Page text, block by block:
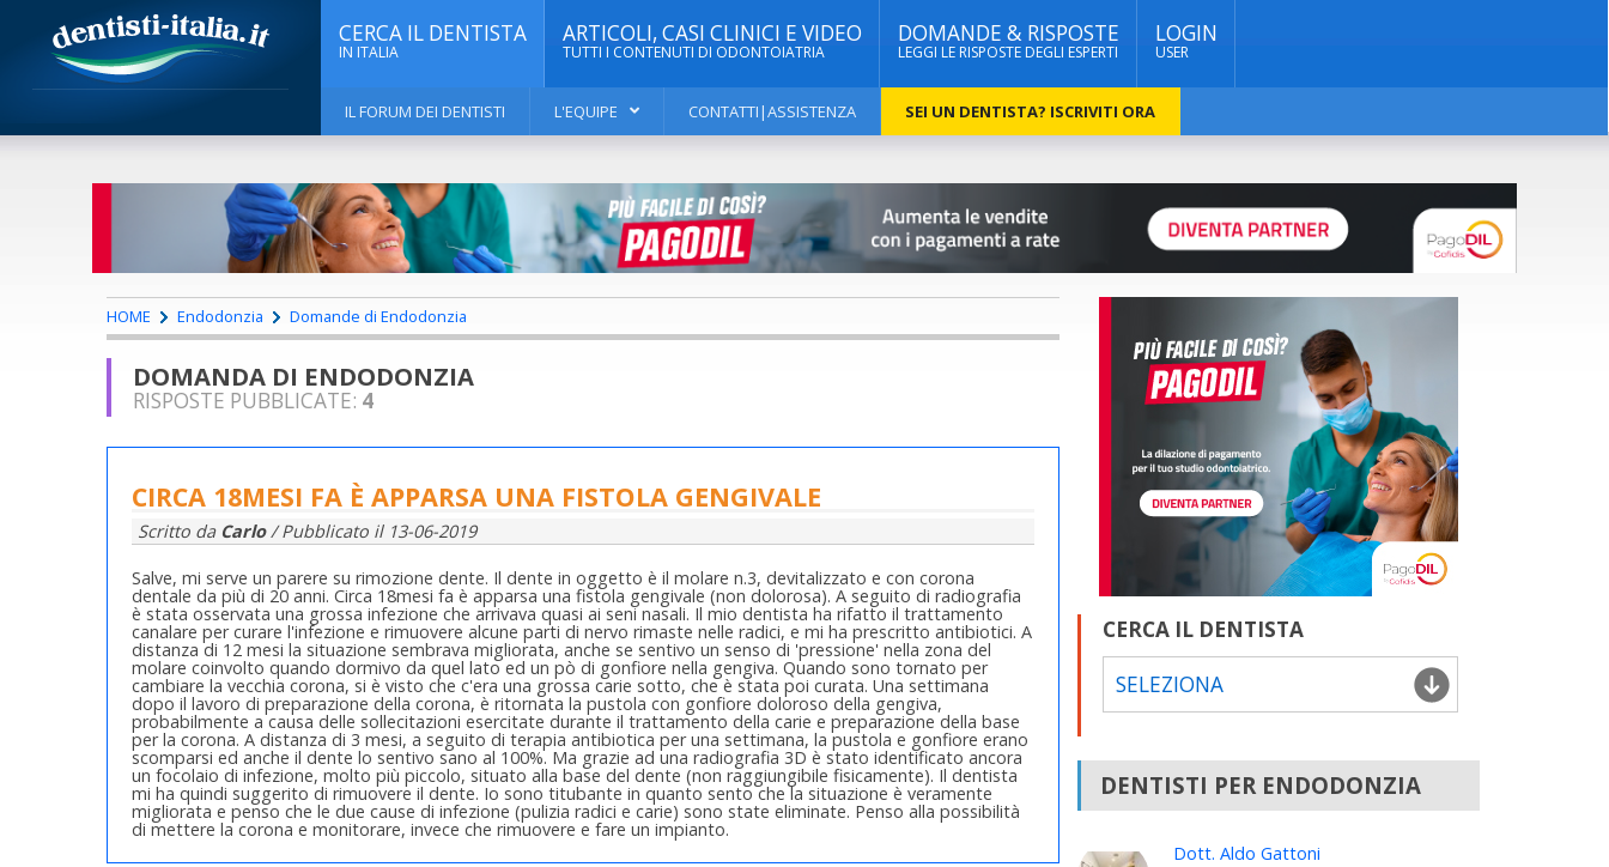
CERCA IL DENTISTA
IN ITALIA
ARTICOLI, CASI CLINICI E VIDEO
TUTTI I CONTENUTI DI ODONTOIATRIA
DOMANDE & RISPOSTE
LEGGI LE RISPOSTE DEGLI ESPERTI
LOGIN
USER
IL FORUM DEI DENTISTI L'EQUIPE CONTATTI|ASSISTENZA SEI UN DENTISTA? ISCRIVITI ORA
HOME Endodonzia Domande di Endodonzia
DOMANDA DI ENDODONZIA
RISPOSTE PUBBLICATE: 4
CIRCA 18MESI FA È APPARSA UNA FISTOLA GENGIVALE
Scritto da Carlo/ Pubblicato il 13-06-2019
Salve, mi serve un parere su rimozione dente. Il dente in oggetto è il molare n.3, devitalizzato e con corona
dentale da più di 20 anni. Circa 18mesi fa è apparsa una fistola gengivale (non dolorosa). A seguito di radiografia
è stata osservata una grossa infezione che arrivava quasi ai seni nasali. Il mio dentista ha rifatto il trattamento
canalare per curare l'infezione e rimuovere alcune parti di nervo rimaste nelle radici, e mi ha prescritto antibiotici. A
distanza di 12 mesi la situazione sembrava migliorata, anche se sentivo un senso di 'pressione' nella zona del
molare coinvolto quando dormivo da quel lato ed un pò di gonfiore nella gengiva. Quando sono tornato per
cambiare la vecchia corona, si è visto che c'era una grossa carie sotto, che è stata poi curata. Una settimana
dopo il lavoro di preparazione della corona, è ritornata la pustola con gonfiore doloroso della gengiva,
probabilmente a causa delle sollecitazioni esercitate durante il trattamento della carie e preparazione della base
per la corona. A distanza di 3 mesi, a seguito di terapia antibiotica per una settimana, la pustola e gonfiore erano
scomparsi ed anche il dente lo sentivo sano al 100%. Ma grazie ad una radiografia 3D è stato identificato ancora
un focolaio di infezione, molto più piccolo, situato alla base del dente (non raggiungibile fisicamente). Il dentista
mi ha quindi suggerito di rimuovere il dente. Io sono titubante in quanto sento che la situazione è veramente
migliorata e penso che le due cause di infezione (pulizia radici e carie) sono state eliminate. Penso alla possibilità
di mettere la corona e monitorare, invece che rimuovere e fare un impianto.
CERCA IL DENTISTA
SELEZIONA
DENTISTI PER ENDODONZIA
Dott. Aldo Gattoni